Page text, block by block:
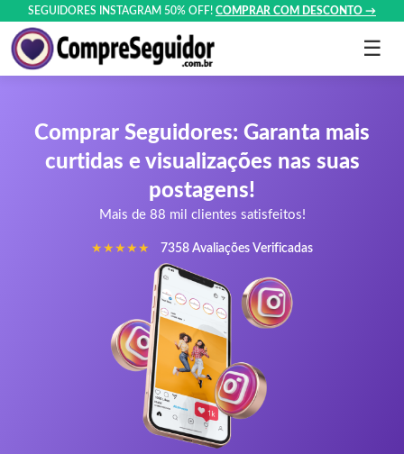
SEGUIDORES INSTAGRAM 50% OFF! COMPRAR COM DESCONTO →
Comprar Seguidores: Garanta mais
curtidas e visualizações nas suas
postagens!
Mais de 88 mil clientes satisfeitos!
★★★★★ 7358 Avaliações Verificadas